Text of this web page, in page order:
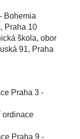
Bohemia
Praha 10
škola, obor
91, Praha
Praha 3 -
ordinace
Praha 9 -